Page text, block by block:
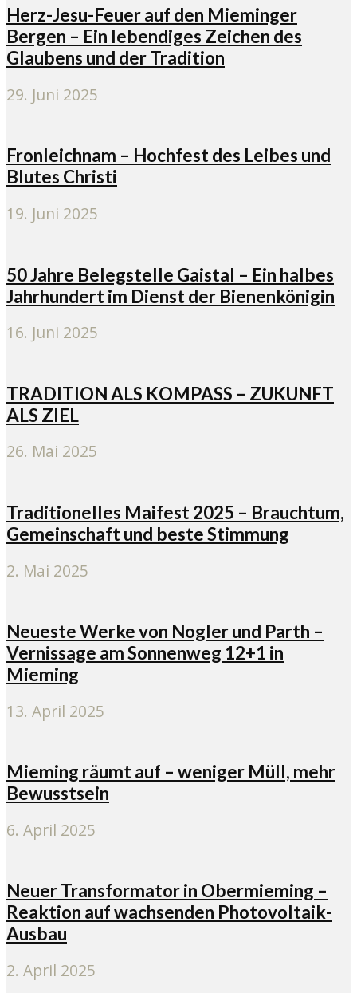
Herz-Jesu-Feuer auf den Mieminger
Bergen – Ein lebendiges Zeichen des
Glaubens und der Tradition
29. Juni 2025
Fronleichnam – Hochfest des Leibes und
Blutes Christi
19. Juni 2025
50 Jahre Belegstelle Gaistal – Ein halbes
Jahrhundert im Dienst der Bienenkönigin
16. Juni 2025
TRADITION ALS KOMPASS – ZUKUNFT
ALS ZIEL
26. Mai 2025
Traditionelles Maifest 2025 – Brauchtum,
Gemeinschaft und beste Stimmung
2. Mai 2025
Neueste Werke von Nogler und Parth –
Vernissage am Sonnenweg 12+1 in
Mieming
13. April 2025
Mieming räumt auf – weniger Müll, mehr
Bewusstsein
6. April 2025
Neuer Transformator in Obermieming –
Reaktion auf wachsenden Photovoltaik-
Ausbau
2. April 2025